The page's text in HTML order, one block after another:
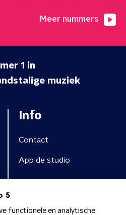
Meer nummers
1 in
muziek
Info
Contact
App de studio